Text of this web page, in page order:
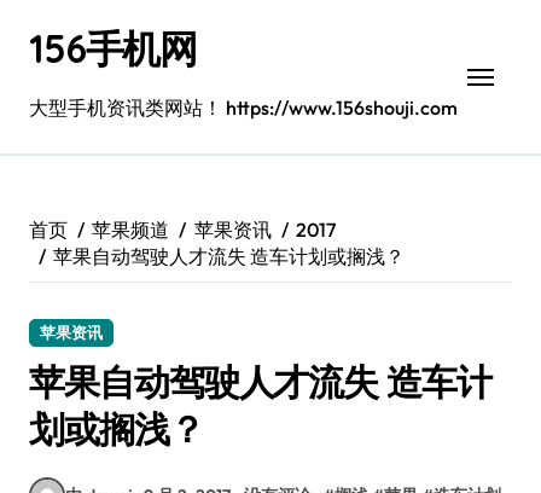
156手机网
大型手机资讯类网站！ https://www.156shouji.com
首页 苹果频道 苹果资讯
2017
苹果自动驾驶人才流失 造车计划或搁浅？
苹果资讯
苹果自动驾驶人才流失 造车计
划或搁浅？